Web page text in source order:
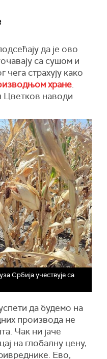
да је ово
са сушом и
страхују како
хране.
наводи
Србија учествује са
да будемо на
производа не
Чак ни јаче
на глобалну цену,
Ево,